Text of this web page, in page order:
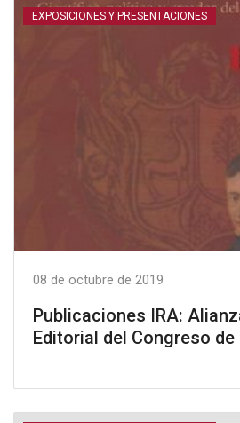
EXPOSICIONES Y PRESENTACIONES
08 de octubre de 2019
Publicaciones IRA:
Editorial del Congreso de